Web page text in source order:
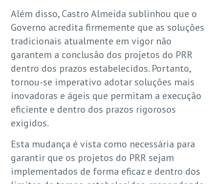
Além disso, Castro Almeida sublinhou que o
Governo acredita firmemente que as soluções
tradicionais atualmente em vigor não
garantem a conclusão dos projetos do PRR
dentro dos prazos estabelecidos. Portanto,
tornou-se imperativo adotar soluções mais
inovadoras e ágeis que permitam a execução
eficiente e dentro dos prazos rigorosos
exigidos.
Esta mudança é vista como necessária para
garantir que os projetos do PRR sejam
implementados de forma eficaz e dentro dos